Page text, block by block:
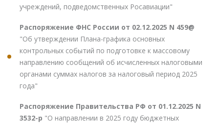
учреждений, подведомственных Росавиации"
Распоряжение ФНС России от 02.12.2025 N 459@
"Об утверждении Плана-графика основных
контрольных событий по подготовке к массовому
направлению сообщений об исчисленных налоговыми
органами суммах налогов за налоговый период 2025
года"
Распоряжение Правительства РФ от 01.12.2025 N
3532-р "О направлении в 2025 году бюджетных